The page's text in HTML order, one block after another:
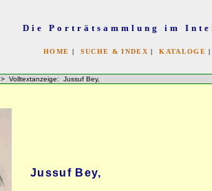
Die Porträtsammlung im
HOME | SUCHE & INDEX |KATALOGE
> Volltextanzeige: Jussuf Bey,
Jussuf Bey,